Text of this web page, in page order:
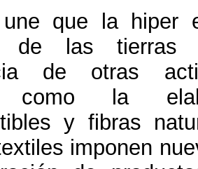
que la hiper
de las
de otras
como la
y fibras
imponen